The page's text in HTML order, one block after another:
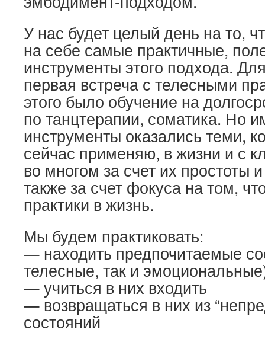
У нас будет целый день на то,
на себе самые практичные,
инструменты этого подхода.
первая встреча с телесными
этого было обучение на
по танцтерапии, соматика. Но
инструменты оказались теми,
сейчас применяю, в жизни и с
во многом за счет их простоты
также за счет фокуса на том,
практики в жизнь.
Мы будем практиковать:
— находить предпочитаемые
телесные, так и
— учиться в них входить
— возвращаться в них из
состояний